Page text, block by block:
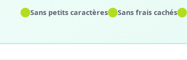
✓Sans petits caractères✓Sans frais cachés✓